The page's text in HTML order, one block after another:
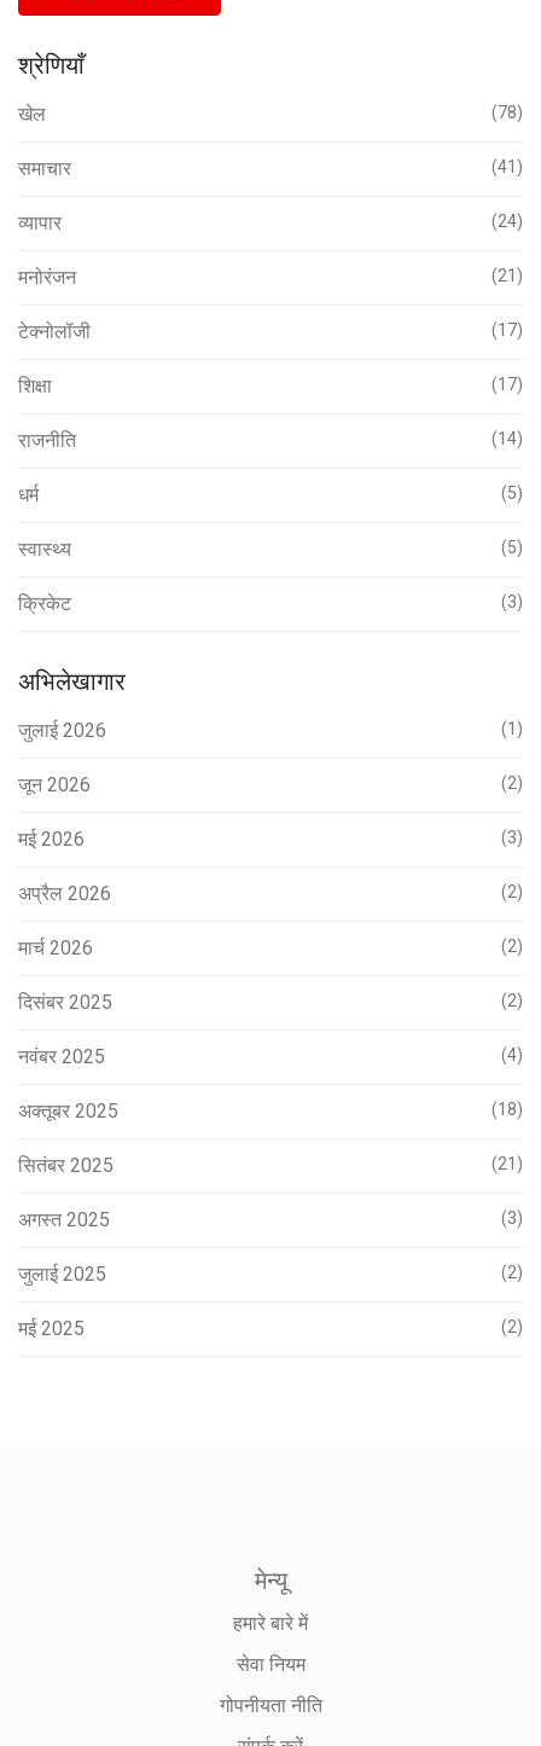
श्रेणियाँ
खेल (78)
समाचार (41)
व्यापार (24)
मनोरंजन (21)
टेक्नोलॉजी (17)
शिक्षा (17)
राजनीति (14)
धर्म (5)
स्वास्थ्य (5)
क्रिकेट (3)
अभिलेखागार
जुलाई 2026 (1)
जून 2026 (2)
मई 2026 (3)
अप्रैल 2026 (2)
मार्च 2026 (2)
दिसंबर 2025 (2)
नवंबर 2025 (4)
अक्तूबर 2025 (18)
सितंबर 2025 (21)
अगस्त 2025 (3)
जुलाई 2025 (2)
मई 2025 (2)
मेन्यू
हमारे बारे में
सेवा नियम
गोपनीयता नीति